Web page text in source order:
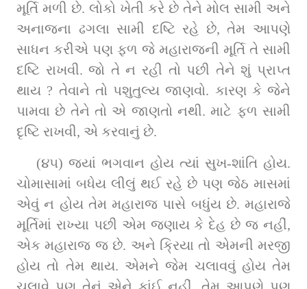
મૂર્તિ મળી છે. લોકો ખેતી કરે છે તેને મોલ સામી અને
અનાજના ઢગલા સામી દષ્ટિ રહે છે, તેમ આપણે
સાધન કરીએ પણ ફળ જે મહારાજની મૂર્તિ તે સામી
દષ્ટિ રાખવી. જો તે ન રહી તો પછી તેને શું પ્રાપ્ત
થાય ? તેવાને તો પશુતુલ્ય જાણવો. કારણ કે જેને
પામવા છે તેને તો એ જાણતો નથી. માટે ફળ સામી
દૃષ્ટિ રાખવી, એ કરવાનું છે.
(૪૫) જ્યાં ભગવાન હોય ત્યાં સુખ-શાંતિ હોય.
ચોમાસામાં બધેય લીલું થઈ રહે છે પણ જેઠ માસમાં
એવું ન હોય તેમ મહારાજ પાસે બધુંય છે. મહારાજે
મૂર્તિમાં રાખ્યા પછી એમ જણાય કે દેહ છે જ નહીં,
એક મહારાજ જ છે. અને ક્રિયા તો એમની મરજી
હોય તો તેમ થાય. એમને જેમ ચલાવવું હોય તેમ